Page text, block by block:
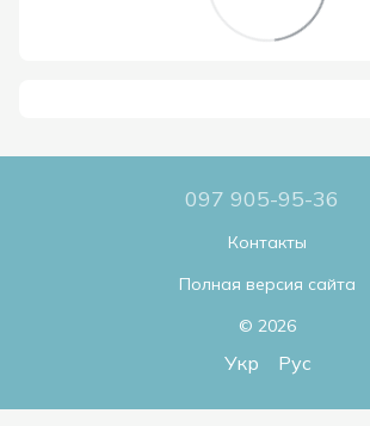
097 905-95-36
Контакты
Полная версия сайта
© 2026
Укр Рус